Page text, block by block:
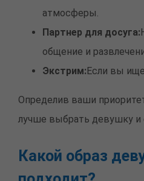
атмосферы.
Партнер для досуга:
общение и
Экстрим:Если вы
Определив ваши
лучше выбрать девушку и
Какой образ